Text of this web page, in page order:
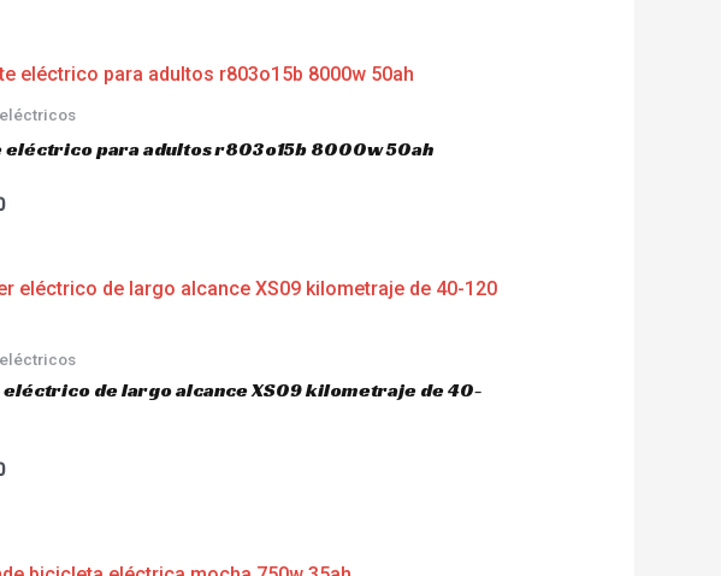
eléctrico para adultos r803o15b 8000w 50ah
de largo alcance XS09 kilometraje de 40-